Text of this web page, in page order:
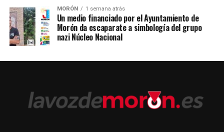
MORÓN 1 semana atrás
Un medio financiado por el Ayuntamiento de
Morón da escaparate a simbología del grupo
nazi Núcleo Nacional